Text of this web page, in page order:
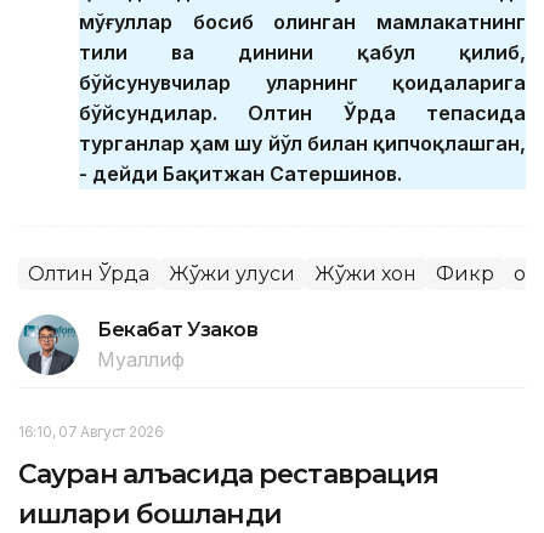
мўғуллар босиб олинган мамлакатнинг
тили ва динини қабул қилиб,
бўйсунувчилар уларнинг қоидаларига
бўйсундилар. Олтин Ўрда тепасида
турганлар ҳам шу йўл билан қипчоқлашган,
- дейди Бақитжан Сатершинов.
Олтин Ўрда Жўжи улуси Жўжи хон Фикр
Бекабат Узаков
Муаллиф
16:10, 07 Август 2026
Сауран қалъасида реставрация
ишлари бошланди